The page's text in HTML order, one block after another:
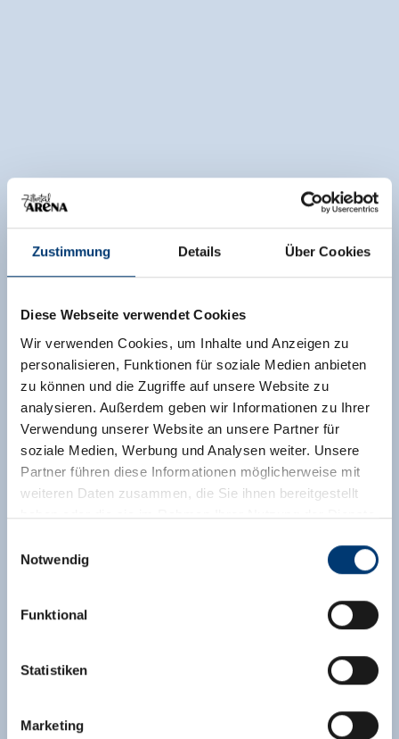
Zustimmung Details Über Cookies
Diese Webseite verwendet Cookies
Wir verwenden Cookies, um Inhalte und Anzeigen zu
personalisieren, Funktionen für soziale Medien anbieten
zu können und die Zugriffe auf unsere Website zu
analysieren. Außerdem geben wir Informationen zu Ihrer
Verwendung unserer Website an unsere Partner für
soziale Medien, Werbung und Analysen weiter. Unsere
Partner führen diese Informationen möglicherweise mit
weiteren Daten zusammen, die Sie ihnen bereitgestellt
haben oder die sie im Rahmen Ihrer Nutzung der Dienste
Rohr 23// A-6280 Zell am Ziller
www.zillertalarena.com
Notwendig
Funktional
Statistiken
Marketing